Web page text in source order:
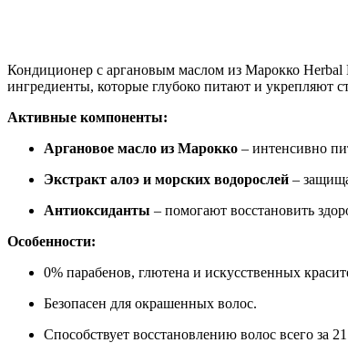
Кондиционер с аргановым маслом из Марокко Herbal
ингредиенты, которые глубоко питают и укрепляют
Активные компоненты:
Аргановое масло из Марокко – интенсивно
Экстракт алоэ и морских водорослей –
Антиоксиданты – помогают восстановить
Особенности:
0% парабенов, глютена и искусственных
Безопасен для окрашенных волос.
Способствует восстановлению волос всего за